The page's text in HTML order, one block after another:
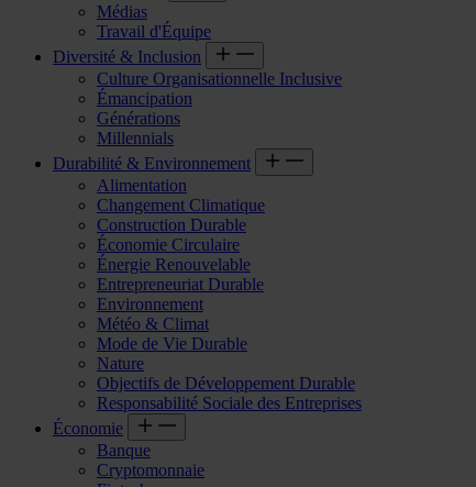
Médias
Travail d'Équipe
Diversité & Inclusion
Culture Organisationnelle Inclusive
Émancipation
Générations
Millennials
Durabilité & Environnement
Alimentation
Changement Climatique
Construction Durable
Économie Circulaire
Énergie Renouvelable
Entrepreneuriat Durable
Environnement
Météo & Climat
Mode de Vie Durable
Nature
Objectifs de Développement Durable
Responsabilité Sociale des Entreprises
Économie
Banque
Cryptomonnaie